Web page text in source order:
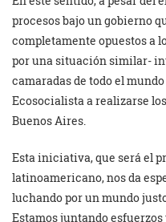
procesos bajo un gobierno
completamente opuestos a
por una situación similar-
camaradas de todo el
Ecosocialista a realizarse los
Buenos Aires.
Esta iniciativa, que será el
latinoamericano, nos da
luchando por un mundo
Estamos juntando